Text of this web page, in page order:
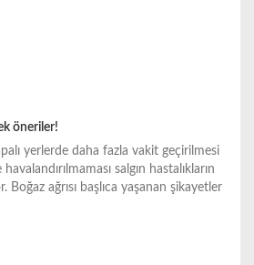
öneriler!
yerlerde daha fazla vakit geçirilmesi
salgın hastalıkların
Boğaz ağrısı başlıca yaşanan şikayetler